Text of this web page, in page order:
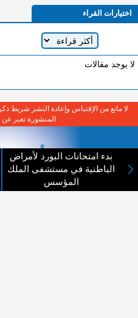
اختيارات القراء
لا يوجد مقالات
بدء امتحانات البورد لأمراض
الباطنية في مستشفى الملك
المؤسس
لا مانع من الإقتباس وإعادة النشر شريط
المنشورة تعبر